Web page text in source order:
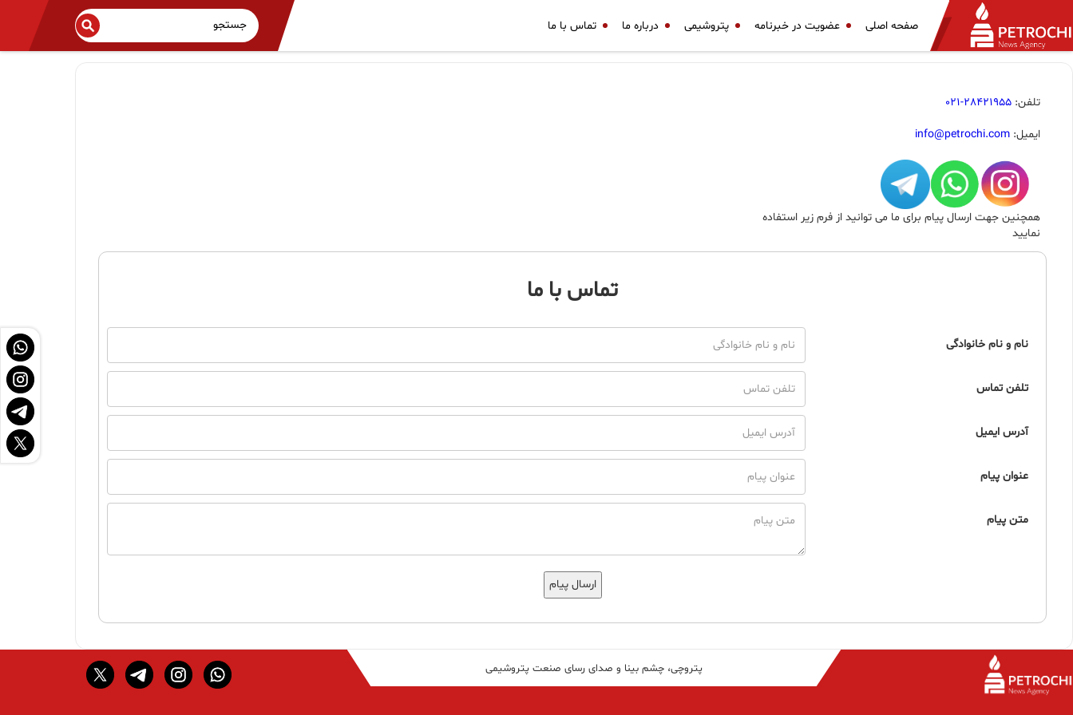
صفحه اصلی عضویت در خبرنامه پتروشیمی درباره ما تماس با ما
تلفن: 28421955-021
ایمیل: info@petrochi.com
همچنین جهت ارسال پیام برای ما می توانید از فرم زیر استفاده
نمایید
تماس با ما
نام و نام خانوادگی
تلفن تماس
آدرس ایمیل
عنوان پیام
متن پیام
ارسال پیام
پتروچی، چشم بینا و صدای رسای صنعت پتروشیمی